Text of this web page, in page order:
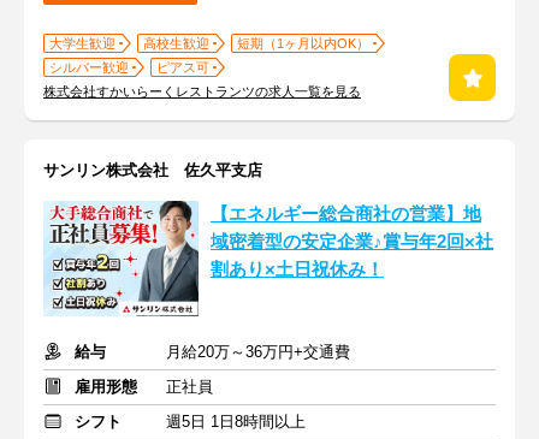
大学生歓迎 高校生歓迎
短期（1ヶ月以内OK）
シルバー歓迎
ピアス可
株式会社すかいらーくレストランツの求人一覧を見る
サンリン株式会社 佐久平支店
【エネルギー総合商社の営業】地
域密着型の安定企業♪賞与年2回×社
割あり×土日祝休み！
給与
月給20万～36万円+交通費
雇用形態
正社員
シフト
週5日 1日8時間以上